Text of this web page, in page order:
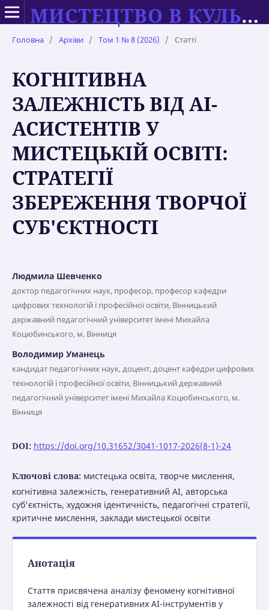
МИСТЕЦТВО В КУЛЬТУРІ СУЧАСНОСТІ: ТЕОРІЯ ТА ПРАКТИКА НАВЧАННЯ
Головна / Архіви / Том 1 № 8 (2026) / Статті
КОГНІТИВНА
ЗАЛЕЖНІСТЬ ВІД AI-
АСИСТЕНТІВ У
МИСТЕЦЬКІЙ ОСВІТІ:
СТРАТЕГІЇ
ЗБЕРЕЖЕННЯ ТВОРЧОЇ
СУБ'ЄКТНОСТІ
Людмила Шевченко
доктор педагогічних наук, професор, професор кафедри
цифрових технологій і професійної освіти, Вінницький
державний педагогічний університет імені Михайла
Коцюбинського, м. Вінниця
Володимир Уманець
кандидат педагогічних наук, доцент, доцент кафедри цифрових
технологій і професійної освіти, Вінницький державний
педагогічний університет імені Михайла Коцюбинського, м.
Вінниця
DOI: https://doi.org/10.31652/3041-1017-2026(8-1)-24
Ключові слова: мистецька освіта, творче мислення,
когнітивна залежність, генеративний AI, авторська
суб'єктність, художня ідентичність, педагогічні стратегії,
критичне мислення, заклади мистецької освіти
Анотація
Стаття присвячена аналізу феномену когнітивної
залежності від генеративних АІ-інструментів у